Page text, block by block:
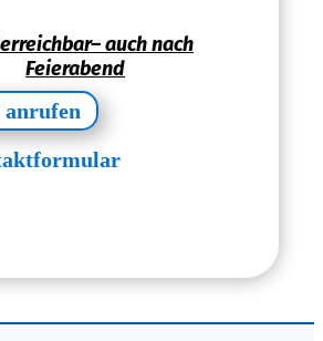
auch nach
Feierabend
anrufen